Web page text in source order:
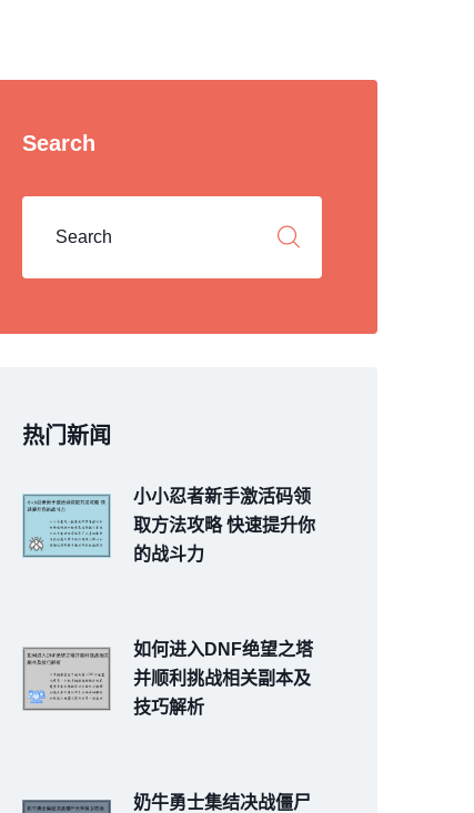
Search
热门新闻
小小忍者新手激活码领
取方法攻略 快速提升你
的战斗力
如何进入DNF绝望之塔
并顺利挑战相关副本及
技巧解析
奶牛勇士集结决战僵尸